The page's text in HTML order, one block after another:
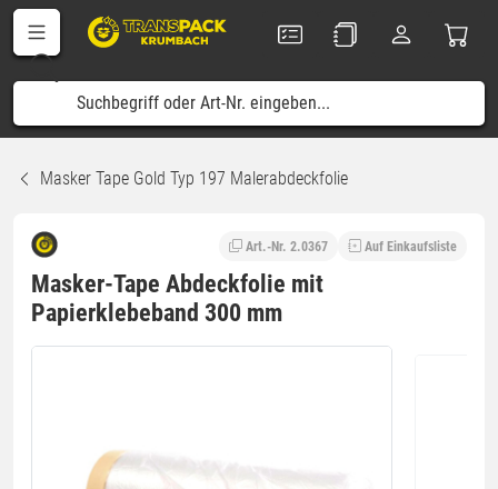
Masker Tape Gold Typ 197 Malerabdeckfolie
Art.-Nr. 2.0367 Auf Einkaufsliste
Masker-Tape Abdeckfolie mit
Papierklebeband 300 mm